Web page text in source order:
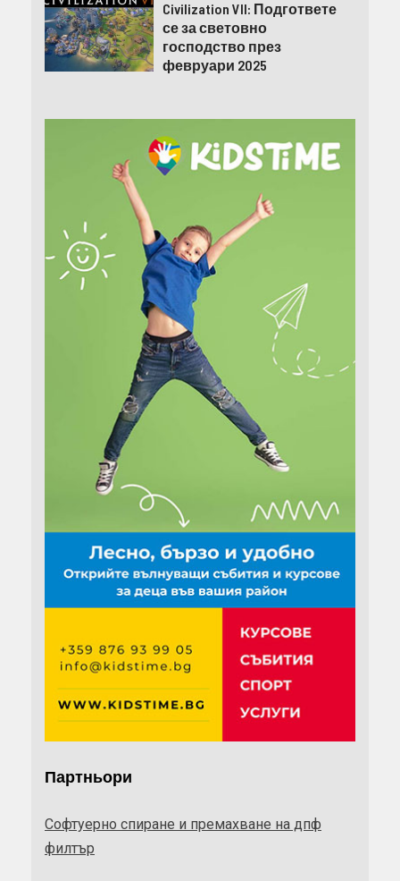
Civilization VII: Подгответе
се за световно
господство през
февруари 2025
Партньори
Софтуерно спиране и премахване на дпф
филтър